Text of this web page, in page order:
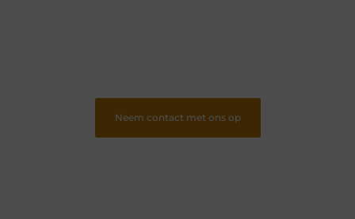
Neem contact met ons op